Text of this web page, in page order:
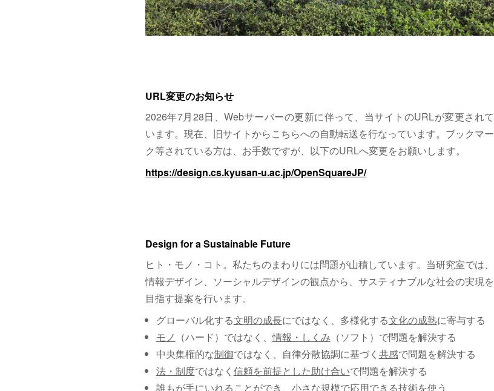
URL変更のお知らせ
2026年7月28日、Webサーバーの更新に伴って、当サイトのURLが変更されて
います。現在、旧サイトからこちらへの自動転送を行なっています。ブックマー
ク等されている方は、お手数ですが、以下のURLへ変更をお願いします。
https://design.cs.kyusan-u.ac.jp/OpenSquareJP/
Design for a Sustainable Future
ヒト・モノ・コト。私たちのまわりには問題が山積しています。当研究室では、
情報デザイン、ソーシャルデザインの観点から、サスティナブルな社会の実現を
目指す提案を行います。
グローバル化する文明の成長にではなく、多様化する文化の成熟に寄与する
モノ （ハード）ではなく、情報・しくみ （ソフト）で問題を解決する
中央集権的な制御ではなく、自律分散協調に基づく 共感で問題を解決する
法・制度ではなく 信頼を前提とした助け合いで問題を解決する
誰もが手にいれることができ、小さな規模で応用できる技術を使う